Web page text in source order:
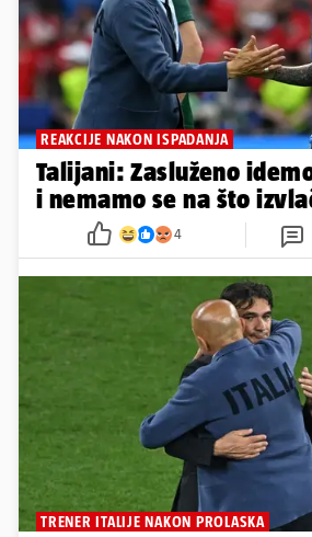
REAKCIJE NAKON ISPADANJA
Talijani: Zasluženo
i nemamo se na što
4
TRENER ITALIJE NAKON PROLASKA